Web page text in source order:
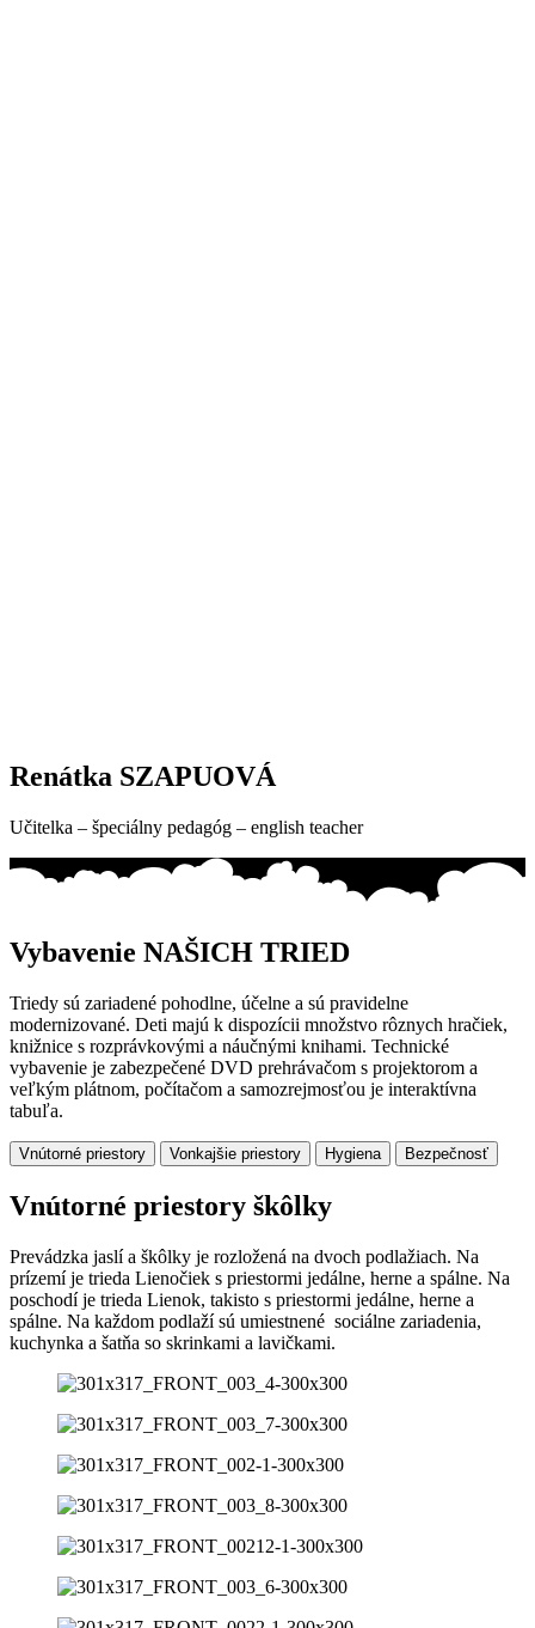
Renátka SZAPUOVÁ
Učitelka – špeciálny pedagóg – english teacher
Vybavenie NAŠICH TRIED
Triedy sú zariadené pohodlne, účelne a sú pravidelne
modernizované. Deti majú k dispozícii množstvo rôznych hračiek,
knižnice s rozprávkovými a náučnými knihami. Technické
vybavenie je zabezpečené DVD prehrávačom s projektorom a
veľkým plátnom, počítačom a samozrejmosťou je interaktívna
tabuľa.
Vnútorné priestory Vonkajšie priestory Hygiena Bezpečnosť
Vnútorné priestory škôlky
Prevádzka jaslí a škôlky je rozložená na dvoch podlažiach. Na
prízemí je trieda Lienočiek s priestormi jedálne, herne a spálne. Na
poschodí je trieda Lienok, takisto s priestormi jedálne, herne a
spálne. Na každom podlaží sú umiestnené sociálne zariadenia,
kuchynka a šatňa so skrinkami a lavičkami.